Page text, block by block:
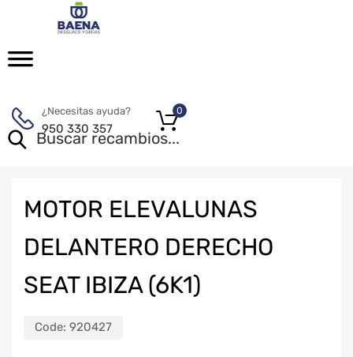
¿Necesitas ayuda?
950 330 357
0
MOTOR ELEVALUNAS
DELANTERO DERECHO
SEAT IBIZA (6K1)
Code: 920427